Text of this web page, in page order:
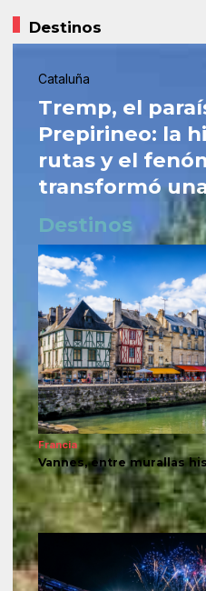
Destinos
Cataluña
Tremp, el
Prepirineo: la
rutas y el
transformó
Destinos
Francia
Vannes, entre murallas